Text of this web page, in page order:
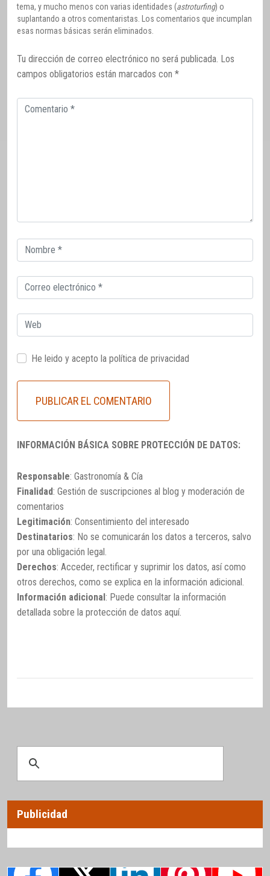
tema, y mucho menos con varias identidades (astroturfing) o
suplantando a otros comentaristas. Los comentarios que incumplan
esas normas básicas serán eliminados.
Tu dirección de correo electrónico no será publicada. Los
campos obligatorios están marcados con *
Comentario
Correo
electrónico
Correo
electrónico
Web
He leido y acepto la política de privacidad
INFORMACIÓN BÁSICA SOBRE PROTECCIÓN DE DATOS:
Responsable: Gastronomía & Cía
Finalidad: Gestión de suscripciones al blog y moderación de
comentarios
Legitimación: Consentimiento del interesado
Destinatarios: No se comunicarán los datos a terceros, salvo
por una obligación legal.
Derechos: Acceder, rectificar y suprimir los datos, así como
otros derechos, como se explica en la información adicional.
Información adicional: Puede consultar la información
detallada sobre la protección de datos aquí.
Publicidad